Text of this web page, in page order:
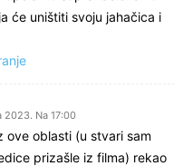
će uništiti svoju jahačica i
2023. Na 17:00
ove oblasti (u stvari sam
prizašle iz filma) rekao